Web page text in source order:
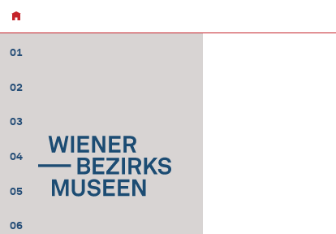
01
02
03
04
05
06